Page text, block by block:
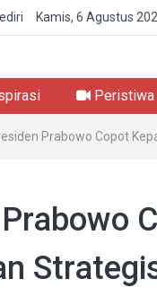
Kamis, 6 Agustus
Peristiwa
Prabowo Copot